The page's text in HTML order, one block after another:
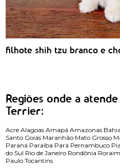
filhote shih tzu branco e
Regiões onde a
Terrier:
Acre Alagoas Amapá Amazonas Bahia
Santo Goiás Maranhão Mato Grosso
Paraná Paraíba Pará Pernambuco
do Sul Rio de Janeiro Rondônia
Paulo Tocantins